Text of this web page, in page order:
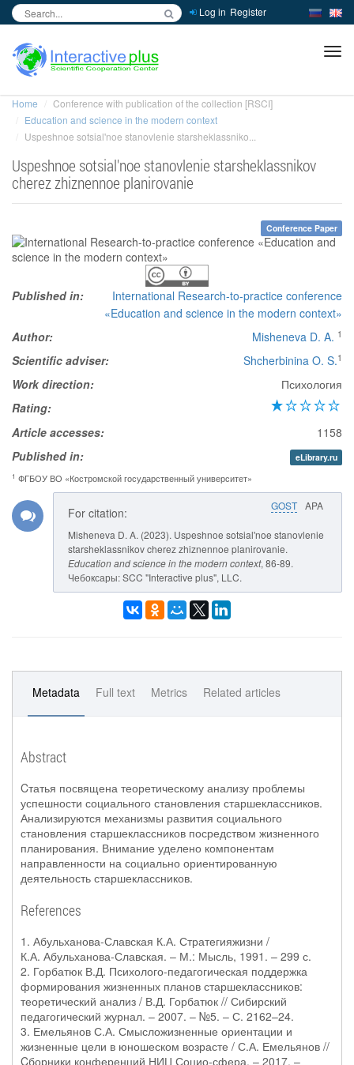
Log in Register
Home
Conference with publication of the collection [RSCI]
Education and science in the modern context
Uspeshnoe sotsial'noe stanovlenie starsheklassniko...
Uspeshnoe sotsial'noe stanovlenie starsheklassnikov
cherez zhiznennoe planirovanie
Conference Paper
Published in:
International Research-to-practice conference
«Education and science in the modern context»
Author:
Misheneva D. A. 1
Scientific adviser: Shcherbinina O. S.1
Work direction:
Психология
Rating:
Article accesses:
1158
Published in:
eLibrary.ru
1 ФГБОУ ВО «Костромской государственный университет»
GOST APA
For citation:
Misheneva D. A. (2023). Uspeshnoe sotsial'noe stanovlenie
starsheklassnikov cherez zhiznennoe planirovanie.
Education and science in the modern context, 86-89.
Чебоксары: SCC "Interactive plus", LLC.
Metadata Full text Metrics Related articles
Abstract
Cтатья посвящена теоретическому анализу проблемы
успешности социального становления старшеклассников.
Анализируются механизмы развития социального
становления старшеклассников посредством жизненного
планирования. Внимание уделено компонентам
направленности на социально ориентированную
деятельность старшеклассников.
References
1. Абульханова-Славская К.А. Стратегияжизни /
К.А. Абульханова-Славская. – М.: Мысль, 1991. – 299 с.
2. Горбатюк В.Д. Психолого-педагогическая поддержка
формирования жизненных планов старшеклассников:
теоретический анализ / В.Д. Горбатюк // Сибирский
педагогический журнал. – 2007. – №5. – С. 2162–24.
3. Емельянов С.А. Смысложизненные ориентации и
жизненные цели в юношеском возрасте / С.А. Емельянов //
Cборники конференций НИЦ Социо-сфера. – 2017. –